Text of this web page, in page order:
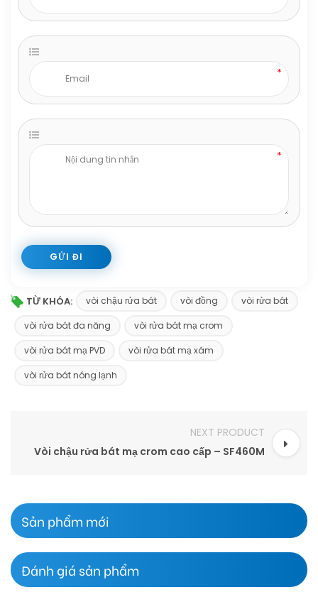
TỪ KHÓA: vòi chậu rửa bát vòi đồng vòi rửa bát
vòi rửa bát đa năng vòi rửa bát mạ crom
vòi rửa bát mạ PVD vòi rửa bát mạ xám
vòi rửa bát nóng lạnh
NEXT PRODUCT
Vòi chậu rửa bát mạ crom cao cấp – SF460M
Sản phẩm mới
Đánh giá sản phẩm